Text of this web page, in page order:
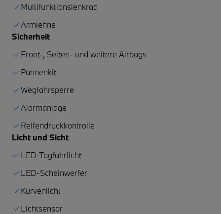
Multifunktionslenkrad
Armlehne
Sicherheit
Front-, Seiten- und weitere Airbags
Pannenkit
Wegfahrsperre
Alarmanlage
Reifendruckkontrolle
Licht und Sicht
LED-Tagfahrlicht
LED-Scheinwerfer
Kurvenlicht
Lichtsensor